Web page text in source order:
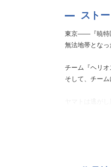
それぞれの信
◆トラックリス
1 逃がし屋
スト
東京――『暁特
無法地帯とな
チーム『ヘリオ
そして、チー
ヤマトは逃が
全て終えたと
その頃、カズ
追われる恐怖